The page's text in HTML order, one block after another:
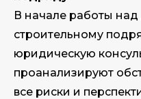
В начале работы
строительному
юридическую
проанализируют
все риски и